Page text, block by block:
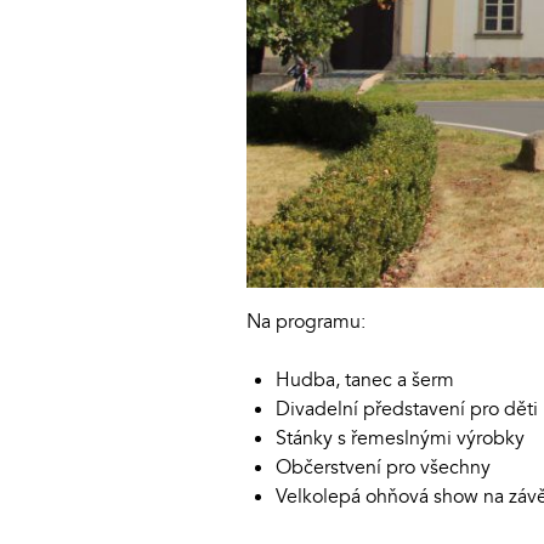
Na programu:
Hudba, tanec a šerm
Divadelní představení pro děti
Stánky s řemeslnými výrobky
Občerstvení pro všechny
Velkolepá ohňová show na